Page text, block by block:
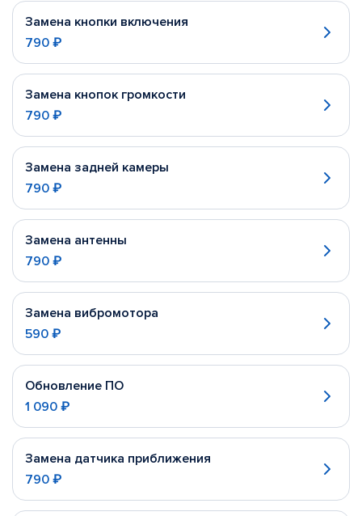
Замена кнопки включения
790 ₽
Замена кнопок громкости
790 ₽
Замена задней камеры
790 ₽
Замена антенны
790 ₽
Замена вибромотора
590 ₽
Обновление ПО
1 090 ₽
Замена датчика приближения
790 ₽